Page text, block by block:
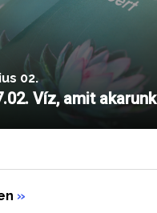
02.
Víz, amit akarunk
»